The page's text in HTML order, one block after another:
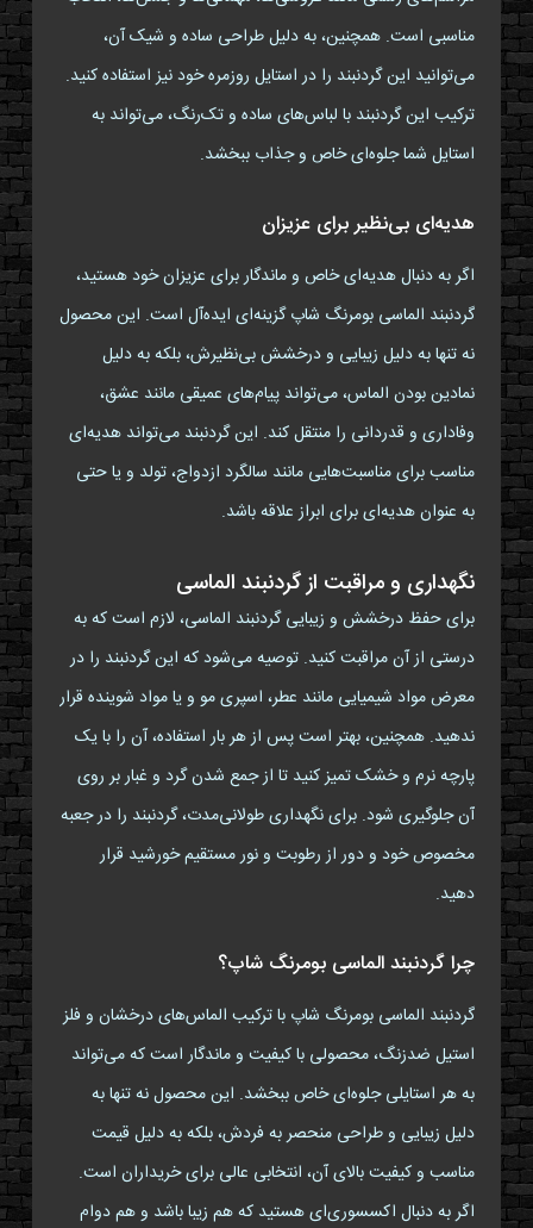
مناسبی است. همچنین، به دلیل طراحی ساده و شیک آن،
می‌توانید این گردنبند را در استایل روزمره خود نیز استفاده کنید.
ترکیب این گردنبند با لباس‌های ساده و تک‌رنگ، می‌تواند به
استایل شما جلوه‌ای خاص و جذاب ببخشد.
هدیه‌ای بی‌نظیر برای عزیزان
اگر به دنبال هدیه‌ای خاص و ماندگار برای عزیزان خود هستید،
گردنبند الماسی بومرنگ شاپ گزینه‌ای ایده‌آل است. این محصول
نه تنها به دلیل زیبایی و درخشش بی‌نظیرش، بلکه به دلیل
نمادین بودن الماس، می‌تواند پیام‌های عمیقی مانند عشق،
وفاداری و قدردانی را منتقل کند. این گردنبند می‌تواند هدیه‌ای
مناسب برای مناسبت‌هایی مانند سالگرد ازدواج، تولد و یا حتی
به عنوان هدیه‌ای برای ابراز علاقه باشد.
نگهداری و مراقبت از گردنبند الماسی
برای حفظ درخشش و زیبایی گردنبند الماسی، لازم است که به
درستی از آن مراقبت کنید. توصیه می‌شود که این گردنبند را در
معرض مواد شیمیایی مانند عطر، اسپری مو و یا مواد شوینده قرار
ندهید. همچنین، بهتر است پس از هر بار استفاده، آن را با یک
پارچه نرم و خشک تمیز کنید تا از جمع شدن گرد و غبار بر روی
آن جلوگیری شود. برای نگهداری طولانی‌مدت، گردنبند را در جعبه
مخصوص خود و دور از رطوبت و نور مستقیم خورشید قرار
دهید.
چرا گردنبند الماسی بومرنگ شاپ؟
گردنبند الماسی بومرنگ شاپ با ترکیب الماس‌های درخشان و فلز
استیل ضدزنگ، محصولی با کیفیت و ماندگار است که می‌تواند
به هر استایلی جلوه‌ای خاص ببخشد. این محصول نه تنها به
دلیل زیبایی و طراحی منحصر به فردش، بلکه به دلیل قیمت
مناسب و کیفیت بالای آن، انتخابی عالی برای خریداران است.
اگر به دنبال اکسسوری‌ای هستید که هم زیبا باشد و هم دوام